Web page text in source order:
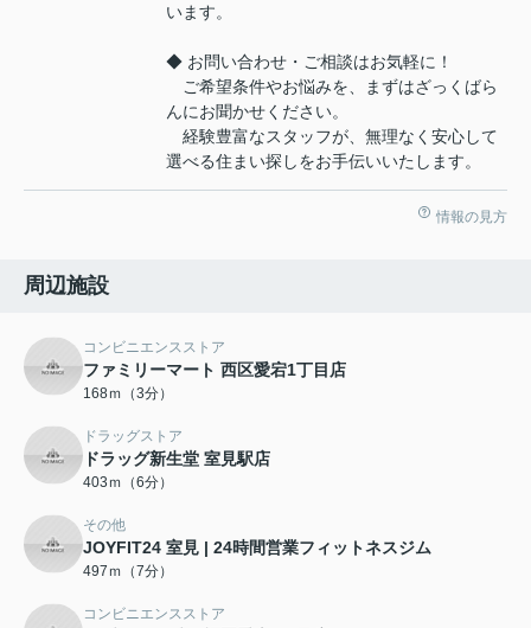
います。
◆ お問い合わせ・ご相談はお気軽に！
ご希望条件やお悩みを、まずはざっくばら
んにお聞かせください。
経験豊富なスタッフが、無理なく安心して
選べる住まい探しをお手伝いいたします。
情報の見方
周辺施設
コンビニエンスストア
ファミリーマート 西区愛宕1丁目店
168ｍ（3分）
ドラッグストア
ドラッグ新生堂 室見駅店
403ｍ（6分）
その他
JOYFIT24 室見 | 24時間営業フィットネスジム
497ｍ（7分）
コンビニエンスストア